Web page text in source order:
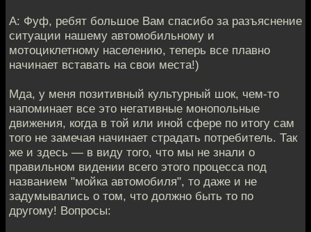
А: Фуф, ребят большое Вам спасибо за разъяснение
ситуации нашему автомобильному и
мотоциклетному населению, теперь все плавно
начинает вставать на свои места!)
Мда, у меня позитивный культурный шок, чем-то
напоминает все это негативные монопольные
движения, когда в той или иной сфере по итогу сам
того не замечая начинает страдать потребитель. Так
же и здесь — в виду того, что мы не знали о
правильном видении всего этого процесса под
названием "мойка автомобиля", то даже и не
задумывались о том, что должно быть то по
другому! Вопросы: